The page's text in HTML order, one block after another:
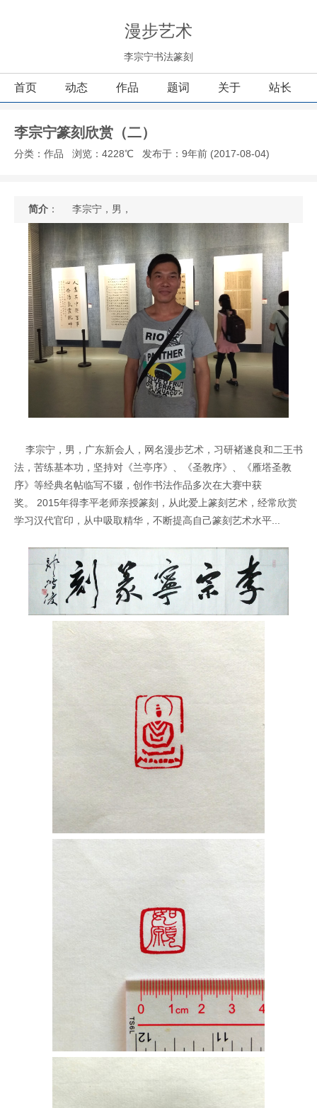
漫步艺术
李宗宁书法篆刻
首页 动态 作品 题词 关于 站长
李宗宁篆刻欣赏（二）
分类：作品 浏览：4228℃ 发布于：9年前 (2017-08-04)
简介 ： 李宗宁，男，
李宗宁，男，广东新会人，网名漫步艺术，习研褚遂良和二王书
法，苦练基本功，坚持对《兰亭序》、《圣教序》、《雁塔圣教
序》等经典名帖临写不辍，创作书法作品多次在大赛中获
奖。 2015年得李平老师亲授篆刻，从此爱上篆刻艺术，经常欣赏
学习汉代官印，从中吸取精华，不断提高自己篆刻艺术水平...